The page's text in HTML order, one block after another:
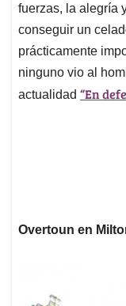
fuerzas, la alegría
conseguir un
prácticamente
ninguno vio al
actualidad “En
Overtoun en